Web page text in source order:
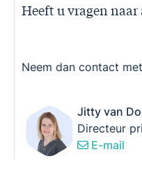
Heeft u vragen
Neem dan contact
Jitty van
Directeur
E-mail